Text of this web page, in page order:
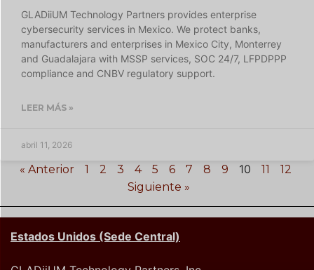
GLADiiUM Technology Partners provides enterprise
cybersecurity services in Mexico. We protect banks,
manufacturers and enterprises in Mexico City, Monterrey
and Guadalajara with MSSP services, SOC 24/7, LFPDPPP
compliance and CNBV regulatory support.
LEER MÁS »
abril 11, 2026
« Anterior 1 2 3 4 5 6 7 8 9 10 11
12
Siguiente »
Estados Unidos (Sede Central)